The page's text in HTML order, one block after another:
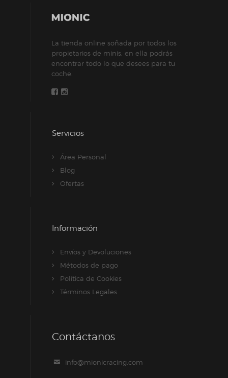
La tienda online soñada por todos los
propietarios de minis, en ella podrás
encontrar todo lo que desees para tu
coche.
Servicios
Área Personal
Blog
Ofertas
Información
Envíos y Devoluciones
Métodos de pago
Política de Cookies
Términos Legales
Contáctanos
info@mionicracing.com